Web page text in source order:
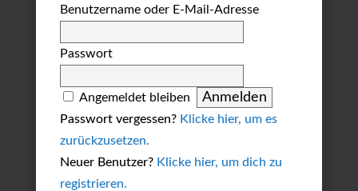
Benutzername oder E-Mail-Adresse
Passwort
Angemeldet bleiben
Passwort vergessen? Klicke hier, um es
zurückzusetzen.
Neuer Benutzer? Klicke hier, um dich zu
registrieren.